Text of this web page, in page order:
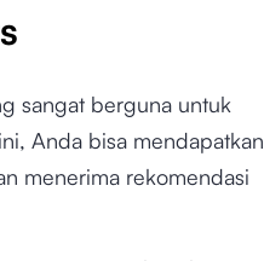
sangat berguna untuk
Anda bisa mendapatkan
menerima rekomendasi